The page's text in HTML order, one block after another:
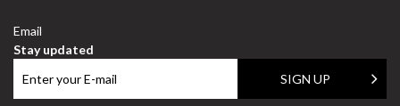
Email
Stay updated